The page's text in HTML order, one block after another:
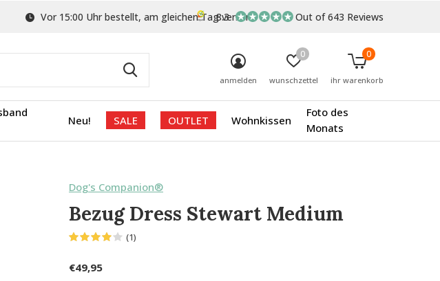
Neu! SALE OUTLET Wohnkissen
Foto des
Monats
anmelden wunschzettel
0
ihr warenkorb
0
Vor 15:00 Uhr bestellt, am gleichen Tag versand
8.3 Out of 643 Reviews
Dog's Companion®
Bezug Dress Stewart Medium
(1)
€49,95